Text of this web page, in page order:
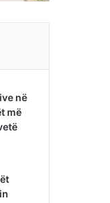
në
më